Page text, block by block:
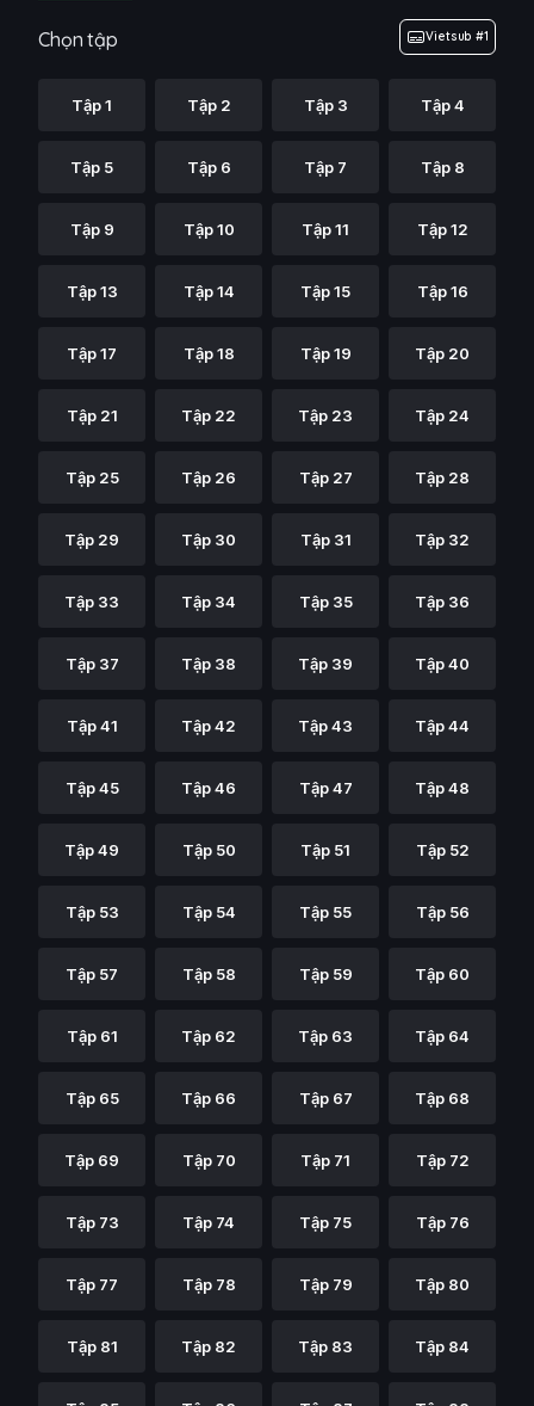
Chọn tập Vietsub #1
Tập 1 Tập 2 Tập 3 Tập 4
Tập 5 Tập 6 Tập 7 Tập 8
Tập 9 Tập 10 Tập 11 Tập 12
Tập 13 Tập 14 Tập 15 Tập 16
Tập 17 Tập 18 Tập 19 Tập 20
Tập 21 Tập 22 Tập 23 Tập 24
Tập 25 Tập 26 Tập 27 Tập 28
Tập 29 Tập 30 Tập 31 Tập 32
Tập 33 Tập 34 Tập 35 Tập 36
Tập 37 Tập 38 Tập 39 Tập 40
Tập 41 Tập 42 Tập 43 Tập 44
Tập 45 Tập 46 Tập 47 Tập 48
Tập 49 Tập 50 Tập 51 Tập 52
Tập 53 Tập 54 Tập 55 Tập 56
Tập 57 Tập 58 Tập 59 Tập 60
Tập 61 Tập 62 Tập 63 Tập 64
Tập 65 Tập 66 Tập 67 Tập 68
Tập 69 Tập 70 Tập 71 Tập 72
Tập 73 Tập 74 Tập 75 Tập 76
Tập 77 Tập 78 Tập 79 Tập 80
Tập 81 Tập 82 Tập 83 Tập 84